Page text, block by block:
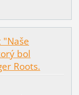
bol
Roots.